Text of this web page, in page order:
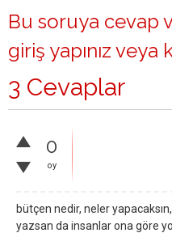
Bu soruya cevap
giriş yapınız veya
3 Cevaplar
0
oy
bütçen nedir, neler
yazsan da insanlar ona göre